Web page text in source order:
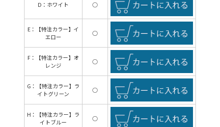
D：ホワイト ○
E：【特注カラー】イ
エロー
○
F：【特注カラー】オ
レンジ
○
G：【特注カラー】ラ
イトグリーン
○
H：【特注カラー】ラ
イトブルー
○